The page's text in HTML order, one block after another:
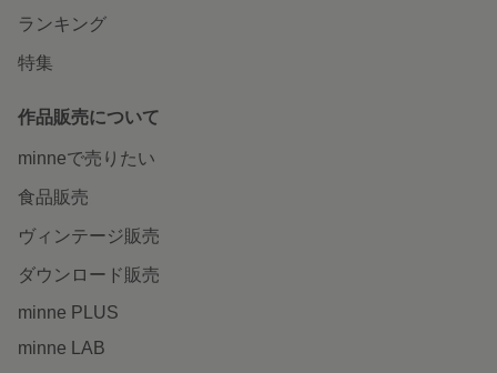
ランキング
特集
作品販売について
minneで売りたい
食品販売
ヴィンテージ販売
ダウンロード販売
minne PLUS
minne LAB